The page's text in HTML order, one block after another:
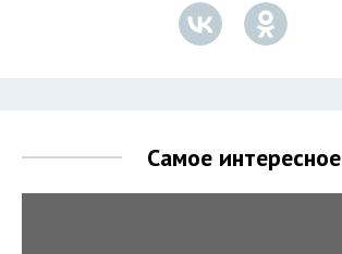
Самое интересное